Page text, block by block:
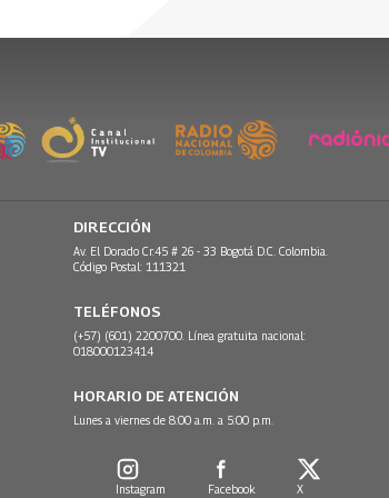
DIRECCIÓN
Av. El Dorado Cr.45 # 26 - 33 Bogotá D.C. Colombia.
Código Postal: 111321
TELÉFONOS
(+57) (601) 2200700. Línea gratuita nacional:
018000123414
HORARIO DE ATENCIÓN
Lunes a viernes de 8:00 a.m. a 5:00 p.m.
Instagram Facebook X